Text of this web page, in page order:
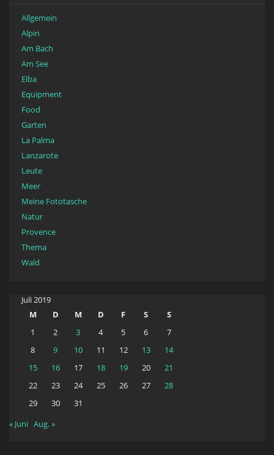
Allgemein
Alpin
Am Bach
Am See
Elba
Equipment
Food
Garten
La Palma
Lanzarote
Leute
Meer
Meine Fototasche
Natur
Provence
Thema
Wald
Juli 2019
M
D M D F S
S
1
2 3 4 5 6
7
8
9 10 11 12 13
14
15
16 17 18 19 20
21
22
23 24 25 26 27
28
29
30
31
« Juni Aug. »